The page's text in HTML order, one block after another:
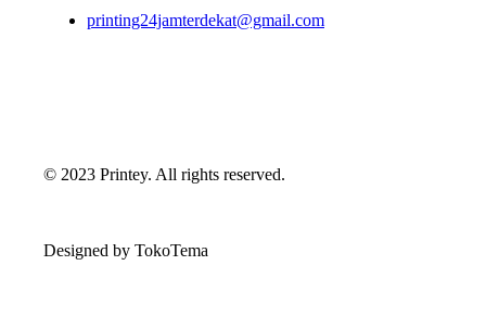
printing24jamterdekat@gmail.com
© 2023 Printey. All rights reserved.
Designed by TokoTema